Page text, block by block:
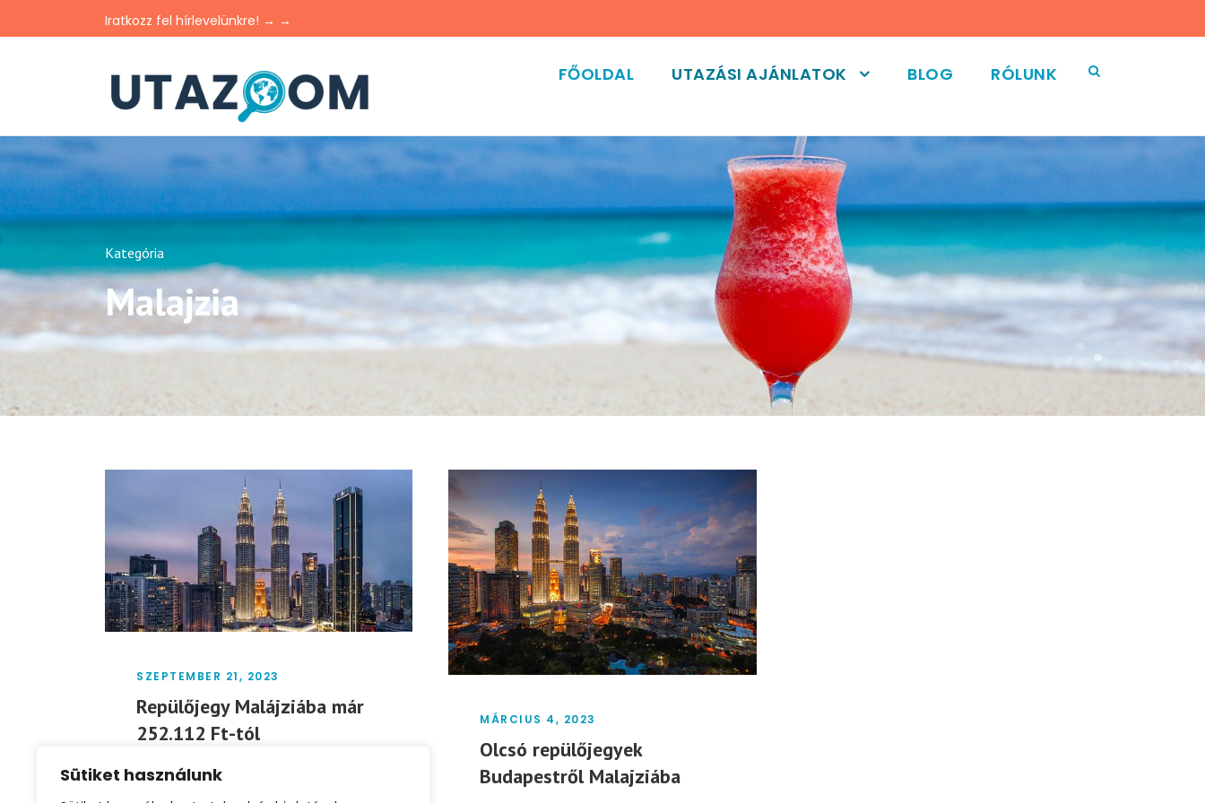
Sütiket használunk
Iratkozz fel hírlevelünkre! → →
FŐOLDAL UTAZÁSI AJÁNLATOK BLOG RÓLUNK
Kategória
Malajzia
SZEPTEMBER 21, 2023
Repülőjegy Malájziába már
252.112 Ft-tól
Városlátogatás Kuala Lumpurban, a
MÁRCIUS 4, 2023
Olcsó repülőjegyek
Budapestről Malajziába